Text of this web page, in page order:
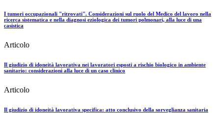
I tumori occupazionali "ritrovati". Considerazioni sul ruolo del Medico del lavoro nella
ricerca sistematica e nella diagnosi eziologica dei tumori polmonari, alla luce di una
casistica
Articolo
Il giudizio di idoneità lavorativa nei lavoratori esposti a rischio biologico in ambiente
sanitario: considerazioni alla luce di un caso clinico
Articolo
Il giudizio di idoneità lavorativa specifica: atto conclusivo della sorveglianza sanitaria